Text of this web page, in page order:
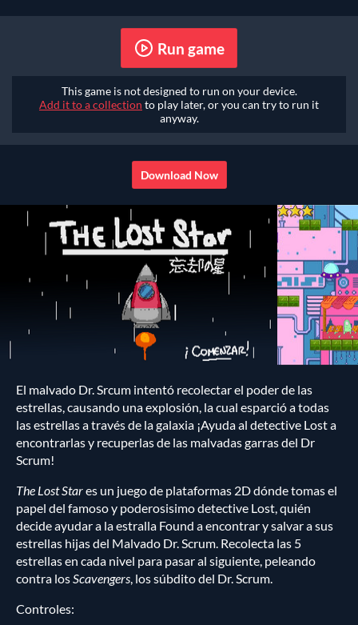
Run game
This game is not designed to run on your device.
Add it to a collection to play later, or you can try to run it
anyway.
Download Now
El malvado Dr. Srcum intentó recolectar el poder de las
estrellas, causando una explosión, la cual esparció a todas
las estrellas a través de la galaxia ¡Ayuda al detective Lost a
encontrarlas y recuperlas de las malvadas garras del Dr
Scrum!
The Lost Stares un juego de plataformas 2D dónde tomas el
papel del famoso y poderosisimo detective Lost, quién
decide ayudar a la estralla Found a encontrar y salvar a sus
estrellas hijas del Malvado Dr. Scrum. Recolecta las 5
estrellas en cada nivel para pasar al siguiente, peleando
contra losScavengers, los súbdito del Dr. Scrum.
Controles: